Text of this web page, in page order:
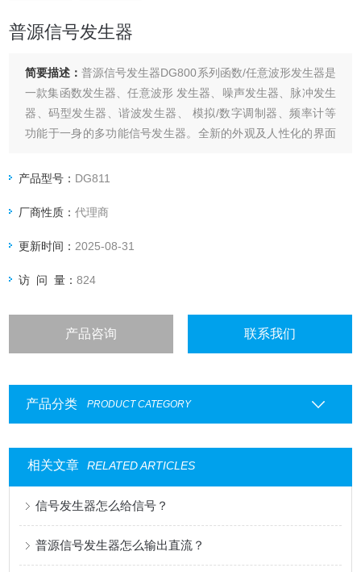
普源信号发生器
简要描述：普源信号发生器DG800系列函数/任意波形发生器是
一款集函数发生器、任意波形 发生器、噪声发生器、脉冲发生
器、码型发生器、谐波发生器、 模拟/数字调制器、频率计等
功能于一身的多功能信号发生器。全新的外观及人性化的界面
产品型号： DG811
厂商性质：代理商
更新时间： 2025-08-31
访 问 量：824
产品咨询 联系我们
产品分类 PRODUCT CATEGORY
相关文章 RELATED ARTICLES
信号发生器怎么给信号？
普源信号发生器怎么输出直流？